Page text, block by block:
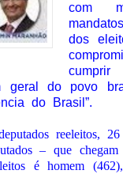
com
dos
geral do povo
do Brasil”.
reeleitos,
– que
é homem